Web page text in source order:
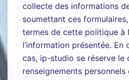
collecte des informations
soumettant ces
termes de cette politique à
l’information présentée. En
cas, ip-studio se réserve le
renseignements personnels